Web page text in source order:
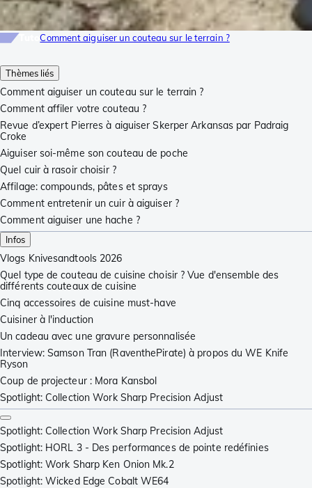
Thèmes liés
Comment aiguiser un couteau sur le terrain ?
Comment affiler votre couteau ?
Revue d’expert Pierres à aiguiser Skerper Arkansas par Padraig
Croke
Aiguiser soi-même son couteau de poche
Quel cuir à rasoir choisir ?
Affilage: compounds, pâtes et sprays
Comment entretenir un cuir à aiguiser ?
Comment aiguiser une hache ?
Infos
Vlogs Knivesandtools 2026
Quel type de couteau de cuisine choisir ? Vue d'ensemble des
différents couteaux de cuisine
Cinq accessoires de cuisine must-have
Cuisiner à l'induction
Un cadeau avec une gravure personnalisée
Interview: Samson Tran (RaventhePirate) à propos du WE Knife
Ryson
Coup de projecteur : Mora Kansbol
Spotlight: Collection Work Sharp Precision Adjust
Spotlight: Collection Work Sharp Precision Adjust
Spotlight: HORL 3 - Des performances de pointe redéfinies
Spotlight: Work Sharp Ken Onion Mk.2
Spotlight: Wicked Edge Cobalt WE64
TutoComment aiguiser un couteau sur le terrain ?